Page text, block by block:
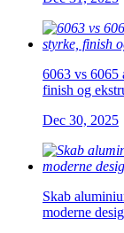
6063 vs
finish og
Dec 30, 2025
Skab
moderne